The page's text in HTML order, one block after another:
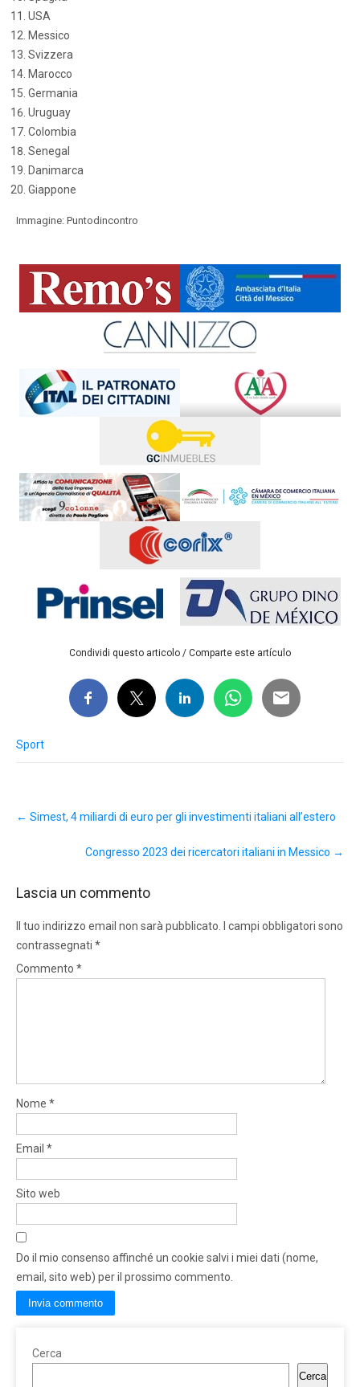
USA
Messico
Svizzera
Marocco
Germania
Uruguay
Colombia
Senegal
Danimarca
Giappone
Immagine: Puntodincontro
Condividi questo articolo / Comparte este artículo
Sport
navigation
← Simest, 4 miliardi di euro per gli investimenti italiani all’estero
Congresso 2023 dei ricercatori italiani in Messico →
Lascia un commento
Il tuo indirizzo email non sarà pubblicato.
I campi obbligatori sono
contrassegnati *
Commento *
Nome *
Email *
Sito web
Do il mio consenso affinché un cookie salvi i miei dati (nome,
email, sito web) per il prossimo commento.
Cerca
Cerca